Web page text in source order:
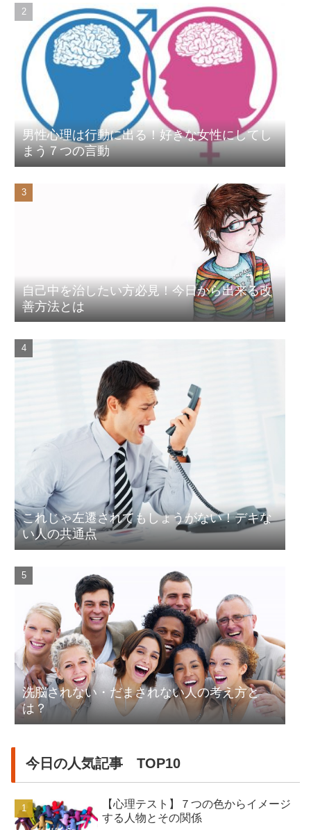
男性心理は行動に出る！好きな女性にしてし
まう７つの言動
自己中を治したい方必見！今日から出来る改
善方法とは
これじゃ左遷されてもしょうがない！デキな
い人の共通点
洗脳されない・だまされない人の考え方と
は？
今日の人気記事 TOP10
【心理テスト】７つの色からイメージ
する人物とその関係